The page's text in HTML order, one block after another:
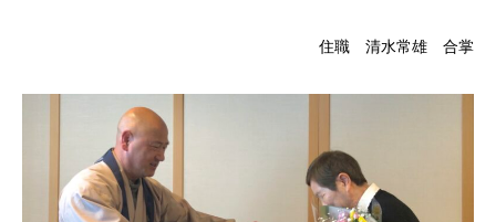
住職 清水常雄 合掌